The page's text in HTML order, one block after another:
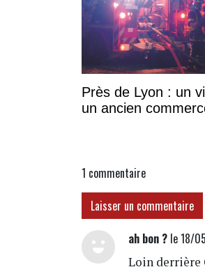
Près de Lyon : un
un ancien
1 commentaire
Laisser un commentaire
ah bon ? le 18/
Loin derrière